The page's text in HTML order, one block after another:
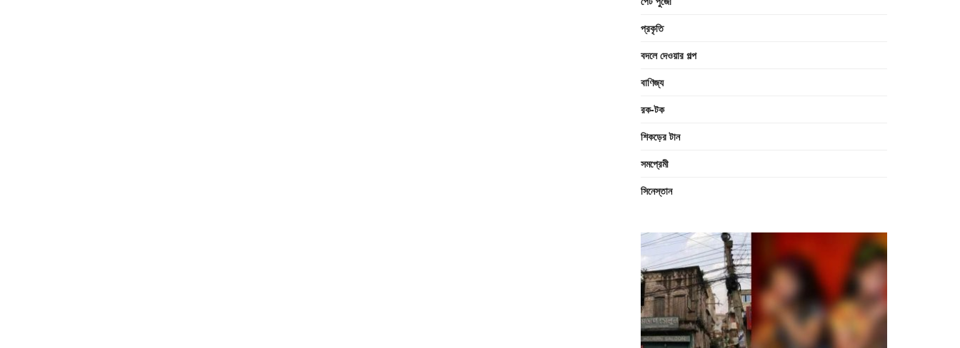
প্রকৃতি
বদলে দেওয়ার গল্প
বাণিজ্য
রক-টক
শিকড়ের টান
সমপ্রেমী
সিনেস্তান